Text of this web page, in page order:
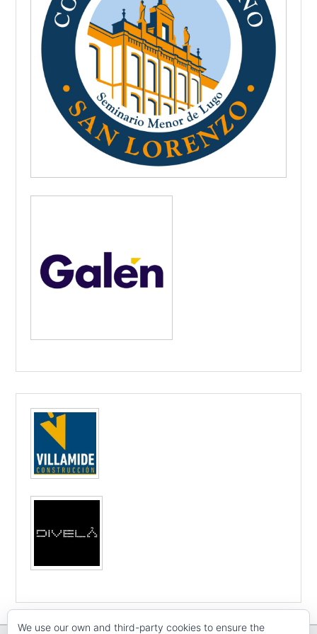
We use our own and third-party cookies to ensure the